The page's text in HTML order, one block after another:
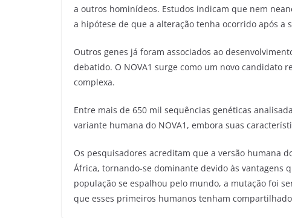
a outros hominídeos. Estudos indicam que nem
a hipótese de que a alteração tenha ocorrido após a
Outros genes já foram associados ao
debatido. O NOVA1 surge como um novo candidato
complexa.
Entre mais de 650 mil sequências genéticas
variante humana do NOVA1, embora suas
Os pesquisadores acreditam que a versão humana
África, tornando-se dominante devido às vantagens
população se espalhou pelo mundo, a mutação foi
que esses primeiros humanos tenham